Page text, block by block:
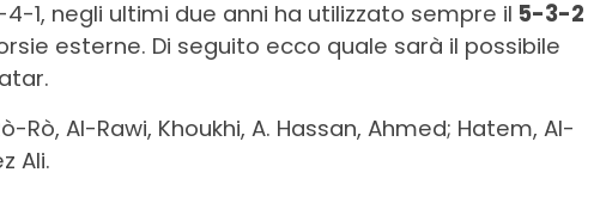
1, negli ultimi due anni ha utilizzato sempre il 5-3-2
esterne. Di seguito ecco quale sarà il possibile
Rò, Al-Rawi, Khoukhi, A. Hassan, Ahmed; Hatem, Al-
Ali.